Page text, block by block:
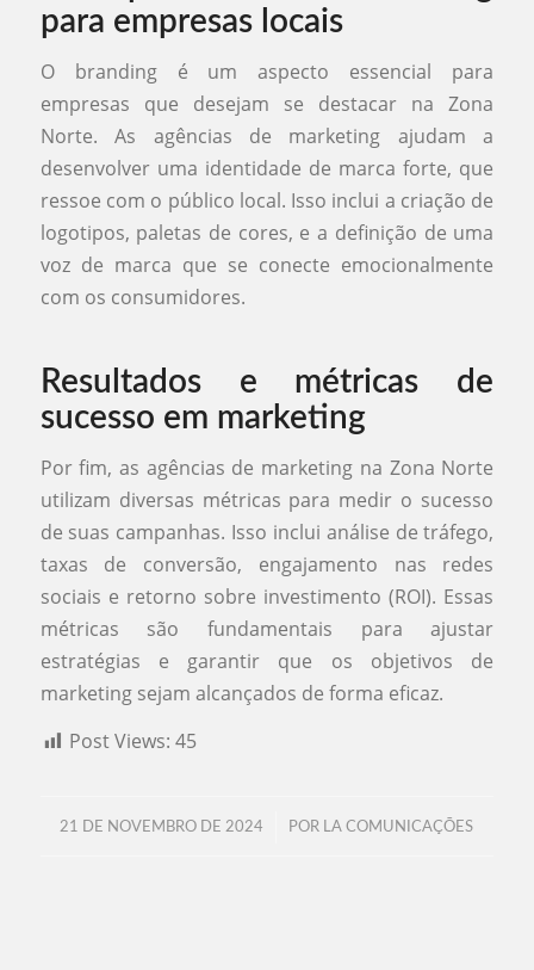
para empresas locais
O branding é um aspecto essencial para
empresas que desejam se destacar na Zona
Norte. As agências de marketing ajudam a
desenvolver uma identidade de marca forte, que
ressoe com o público local. Isso inclui a criação de
logotipos, paletas de cores, e a definição de uma
voz de marca que se conecte emocionalmente
com os consumidores.
Resultados e métricas de
sucesso em marketing
Por fim, as agências de marketing na Zona Norte
utilizam diversas métricas para medir o sucesso
de suas campanhas. Isso inclui análise de tráfego,
taxas de conversão, engajamento nas redes
sociais e retorno sobre investimento (ROI). Essas
métricas são fundamentais para ajustar
estratégias e garantir que os objetivos de
marketing sejam alcançados de forma eficaz.
Post Views: 45
21 DE NOVEMBRO DE 2024
/ POR LA COMUNICAÇÕES